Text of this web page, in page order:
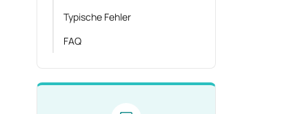
Typische Fehler
FAQ